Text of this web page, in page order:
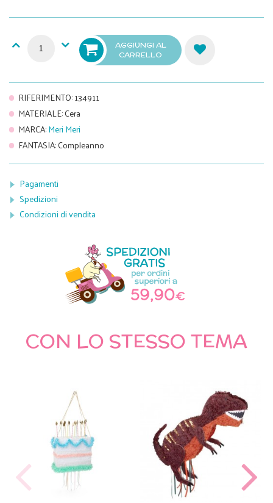
AGGIUNGI AL
CARRELLO
RIFERIMENTO:134911
MATERIALE:Cera
MARCA:Meri Meri
FANTASIA:Compleanno
Pagamenti
Spedizioni
Condizioni di vendita
CON LO STESSO TEMA